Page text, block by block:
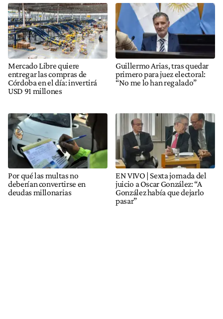
Mercado Libre quiere
entregar las compras de
Córdoba en el día: invertirá
USD 91 millones
Guillermo Arias, tras quedar
primero para juez electoral:
“No me lo han regalado”
Por qué las multas no
deberían convertirse en
deudas millonarias
EN VIVO | Sexta jornada del
juicio a Oscar González: “A
González había que dejarlo
pasar”